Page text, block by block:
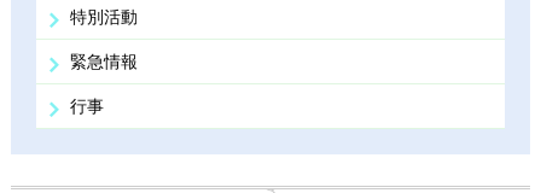
特別活動
緊急情報
行事